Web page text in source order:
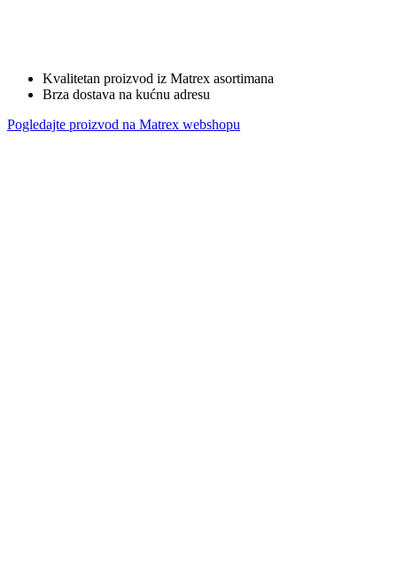
Kvalitetan proizvod iz Matrex asortimana
Brza dostava na kućnu adresu
Pogledajte proizvod na Matrex webshopu